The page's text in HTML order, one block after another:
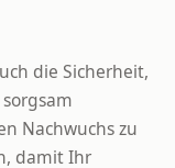
die Sicherheit,
Nachwuchs zu
damit Ihr